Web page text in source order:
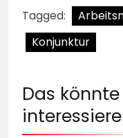
Tagged:
Konjunktur
Das